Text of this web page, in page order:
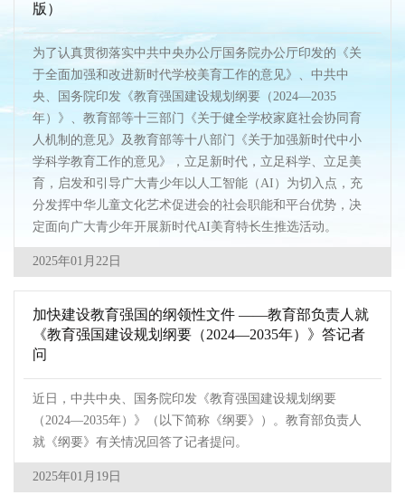
版）
为了认真贯彻落实中共中央办公厅国务院办公厅印发的《关
于全面加强和改进新时代学校美育工作的意见》、中共中
央、国务院印发《教育强国建设规划纲要（2024—2035
年）》、教育部等十三部门《关于健全学校家庭社会协同育
人机制的意见》及教育部等十八部门《关于加强新时代中小
学科学教育工作的意见》，立足新时代，立足科学、立足美
育，启发和引导广大青少年以人工智能（AI）为切入点，充
分发挥中华儿童文化艺术促进会的社会职能和平台优势，决
定面向广大青少年开展新时代AI美育特长生推选活动。
2025年01月22日
加快建设教育强国的纲领性文件 ——教育部负责人就
《教育强国建设规划纲要（2024—2035年）》答记者
问
近日，中共中央、国务院印发《教育强国建设规划纲要
（2024—2035年）》（以下简称《纲要》）。教育部负责人
就《纲要》有关情况回答了记者提问。
2025年01月19日